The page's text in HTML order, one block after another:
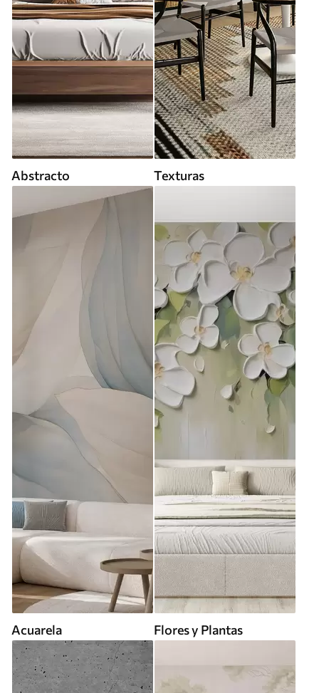
Abstracto Texturas
Acuarela Flores y Plantas